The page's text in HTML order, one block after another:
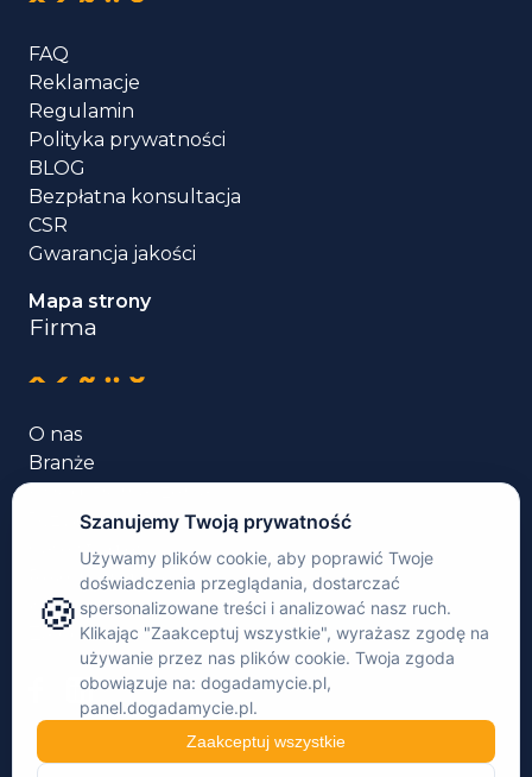
FAQ
Reklamacje
Regulamin
Polityka prywatności
BLOG
Bezpłatna konsultacja
CSR
Gwarancja jakości
Mapa strony
Firma
O nas
Branże
Usługi tłumaczenia
Języki
Case studies
Rekomendacje
Kontakt
Zaloguj się